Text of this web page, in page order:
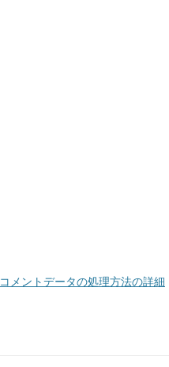
コメントデータの処理方法の詳細